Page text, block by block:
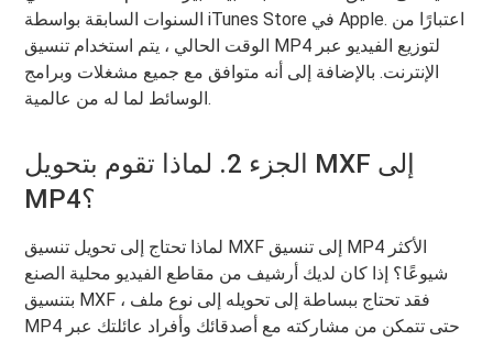
السنوات السابقة بواسطة iTunes Store في Apple. اعتبارًا من
الوقت الحالي ، يتم استخدام تنسيق MP4 لتوزيع الفيديو عبر
الإنترنت. بالإضافة إلى أنه متوافق مع جميع مشغلات وبرامج
الوسائط لما له من عالمية.
الجزء 2. لماذا تقوم بتحويل MXF إلى
MP4؟
لماذا تحتاج إلى تحويل تنسيق MXF إلى تنسيق MP4 الأكثر
شيوعًا؟ إذا كان لديك أرشيف من مقاطع الفيديو محلية الصنع
بتنسيق MXF ، فقد تحتاج ببساطة إلى تحويله إلى نوع ملف
MP4 حتى تتمكن من مشاركته مع أصدقائك وأفراد عائلتك عبر